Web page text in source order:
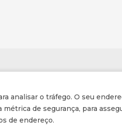
analisar o tráfego. O seu
de segurança, para
de endereço.